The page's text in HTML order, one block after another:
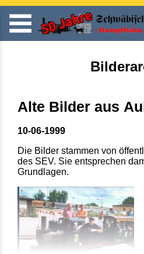
Alte Bilder aus
10-06-1999
Die Bilder stammen von
des SEV. Sie entsprechen
Grundlagen.